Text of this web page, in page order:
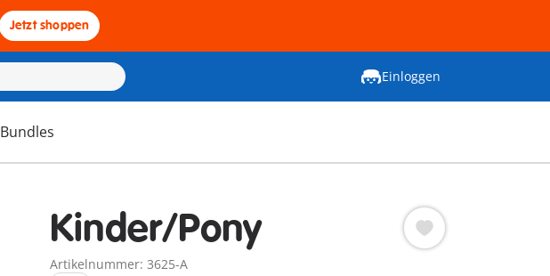
Jetzt shoppen
Einloggen
Bundles
Kinder/Pony
Artikelnummer: 3625-A